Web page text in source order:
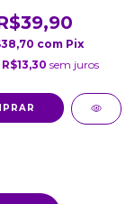
com Pix
R$13,30 sem juros